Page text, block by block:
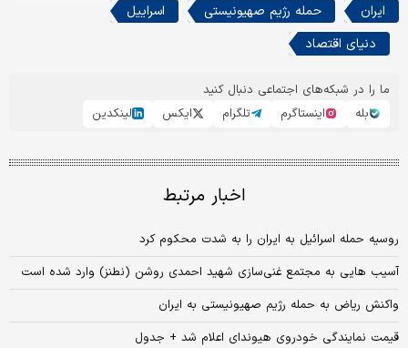
ایران حمله رژیم صهیونیستی
اسراییل
دنیای اقتصاد
ما را در شبکه‌های اجتماعی دنبال کنید
بله
اینستاگرم تلگرام ایکس لینکدین
اخبار مرتبط
روسیه حمله اسرائیل به ایران را به شدت محکوم کرد
آسیب هایی به مجتمع غنی‌سازی شهید احمدی روشن (نطنز) وارد شده است
واکنش ریاض به حمله رژیم صهیونیستی به ایران
قیمت نمایندگی خودروی هیوندای اعلام شد + جدول